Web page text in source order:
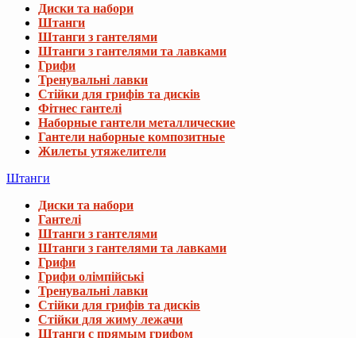
Диски та набори
Штанги
Штанги з гантелями
Штанги з гантелями та лавками
Грифи
Тренувальні лавки
Стійки для грифів та дисків
Фітнес гантелі
Наборные гантели металлические
Гантели наборные композитные
Жилеты утяжелители
Штанги
Диски та набори
Гантелі
Штанги з гантелями
Штанги з гантелями та лавками
Грифи
Грифи олімпійські
Тренувальні лавки
Стійки для грифів та дисків
Стійки для жиму лежачи
Штанги с прямым грифом